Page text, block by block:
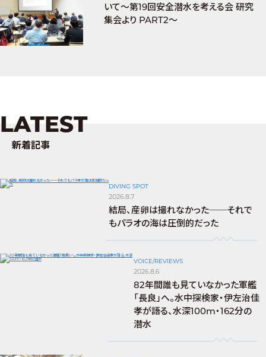
いて～第19回安全潜水を考える会 研究
集会より PART2～
LATEST
新着記事
DIVING SPOT
2026.8.7
結局、産卵は撮れなかった──それで
もパラオの海は圧倒的だった
VOICE/REVIEWS
2026.8.6
82年間誰も見ていなかった軍艦
「長良」へ。水中探検家・伊左治佳
孝が語る、水深100m・162分の
潜水